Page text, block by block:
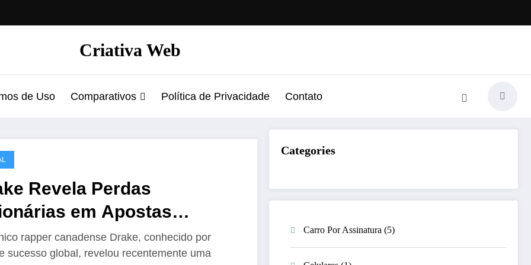
Criativa Web
de Uso Comparativos Política de Privacidade Contato
Revela Perdas
em Apostas
Um Mergulho no
do Risco
rapper canadense Drake, conhecido por
sucesso global, revelou recentemente uma
Categories
Carro Por Assinatura (5)